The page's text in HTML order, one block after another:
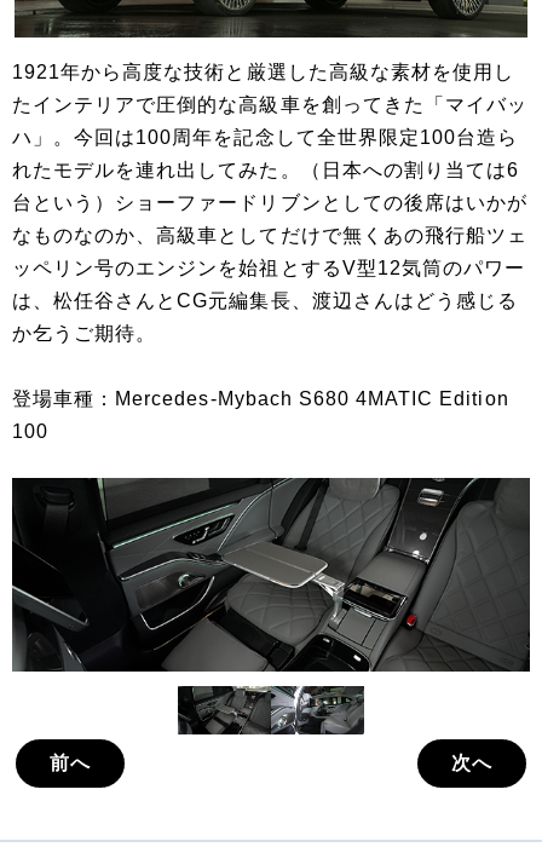
1921年から高度な技術と厳選した高級な素材を使用し
たインテリアで圧倒的な高級車を創ってきた「マイバッ
ハ」。今回は100周年を記念して全世界限定100台造ら
れたモデルを連れ出してみた。（日本への割り当ては6
台という）ショーファードリブンとしての後席はいかが
なものなのか、高級車としてだけで無くあの飛行船ツェ
ッペリン号のエンジンを始祖とするV型12気筒のパワー
は、松任谷さんとCG元編集長、渡辺さんはどう感じる
か乞うご期待。
登場車種：Mercedes-Mybach S680 4MATIC Edition
100
前へ 次へ